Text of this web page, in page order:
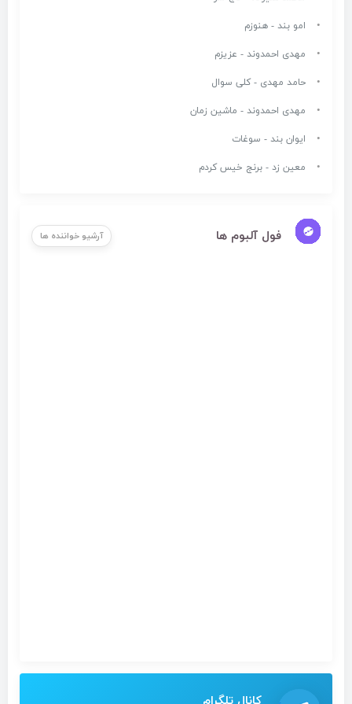
امو بند - هنوزم
مهدی احمدوند - عزیزم
حامد مهدی - کلی سوال
مهدی احمدوند - ماشین زمان
ایوان بند - سوغات
معین زد - برنج خیس کردم
فول آلبوم ها آرشیو خواننده ها